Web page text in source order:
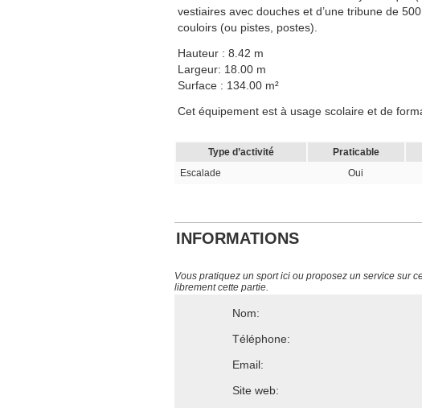
vestiaires avec douches et d’une tribune de
couloirs (ou pistes, postes).
Hauteur : 8.42 m
Largeur: 18.00 m
Surface : 134.00 m²
Cet équipement est à usage scolaire et de
Type d’activité Praticable
Escalade
Oui
INFORMATIONS
Vous pratiquez un sport ici ou proposez un service sur
librement cette partie.
Nom:
Téléphone:
Email:
Site web: